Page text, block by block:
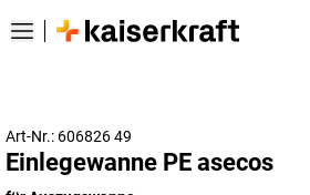
Art-Nr.: 606826 49
Einlegewanne PE asecos